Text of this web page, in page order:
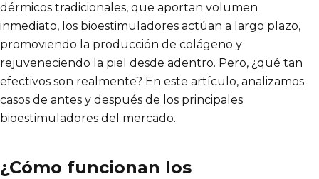
dérmicos tradicionales, que aportan volumen
inmediato, los bioestimuladores actúan a largo plazo,
promoviendo la producción de colágeno y
rejuveneciendo la piel desde adentro. Pero, ¿qué tan
efectivos son realmente? En este artículo, analizamos
casos de antes y después de los principales
bioestimuladores del mercado.
¿Cómo funcionan los